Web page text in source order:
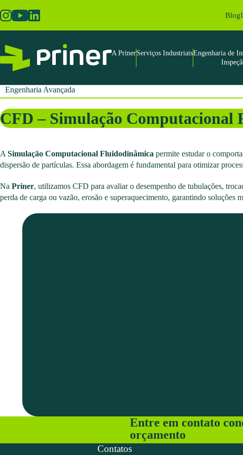
to
the
content
Blog
A PrinerServiços IndustriaisEngenharia de
Engenharia Avançada
CFD – Simulação Computacional
A Simulação Computacional Fluidodinâmica permite estudar o
dispersão de partículas. Essa abordagem é fundamental para otimizar
Na Priner, utilizamos CFD para avaliar o desempenho de tubulações,
perda de carga ou vazão, erosão e superaquecimento, garantindo soluções
Entre em contato
orçamento
Contatos